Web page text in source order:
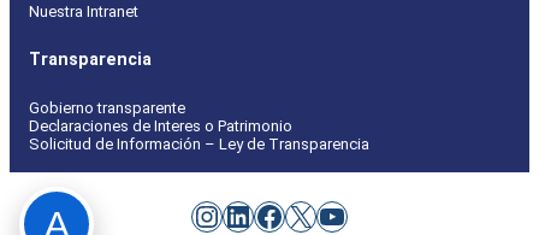
Nuestra Intranet
Transparencia
Gobierno transparente
Declaraciones de Interes o Patrimonio
Solicitud de Información – Ley de Transparencia
Instagram
LinkedIn
Facebook
X YouTube
A